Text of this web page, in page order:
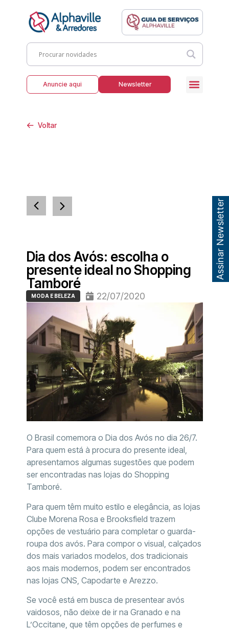
Anuncie aqui Newsletter
Voltar
Dia dos Avós: escolha o
presente ideal no Shopping
Tamboré
MODA E BELEZA 22/07/2020
O Brasil comemora o Dia dos Avós no dia 26/7.
Para quem está à procura do presente ideal,
apresentamos algumas sugestões que podem
ser encontradas nas lojas do Shopping
Tamboré.
Para quem têm muito estilo e elegância, as lojas
Clube Morena Rosa e Brooksfield trazem
opções de vestuário para completar o guarda-
roupa dos avós. Para compor o visual, calçados
dos mais variados modelos, dos tradicionais
aos mais modernos, podem ser encontrados
nas lojas CNS, Capodarte e Arezzo.
Se você está em busca de presentear avós
vaidosos, não deixe de ir na Granado e na
L’Occitane, que têm opções de perfumes e
Assinar Newsletter